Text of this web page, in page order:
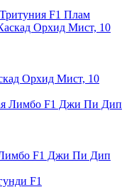
F1 Плам
Орхид Мист, 10
Лимбо F1 Джи Пи Дип